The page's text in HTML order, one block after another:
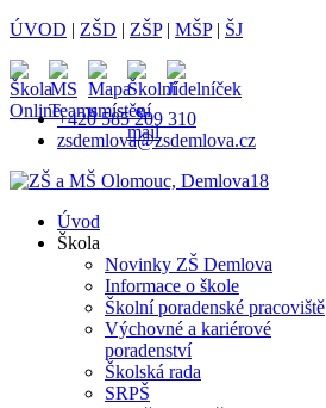
ÚVOD | ZŠD | ZŠP| MŠP| ŠJ
+420 585 209 310
zsdemlova@zsdemlova.cz
Úvod
Škola
Novinky ZŠ Demlova
Informace o škole
Školní poradenské pracoviště
Výchovné a kariérové
poradenství
Školská rada
SRPŠ